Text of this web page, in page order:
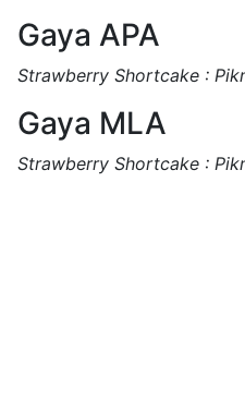
Gaya APA
Strawberry Shortcake :
Gaya MLA
Strawberry Shortcake :